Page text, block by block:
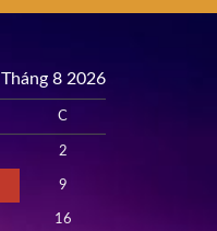
Tháng 8 2026
C
2
9
16